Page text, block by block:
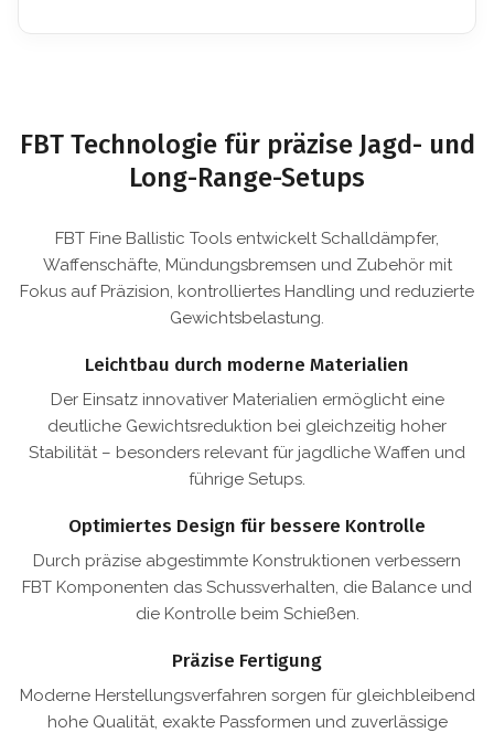
FBT Technologie für präzise Jagd- und
Long-Range-Setups
FBT Fine Ballistic Tools entwickelt Schalldämpfer,
Waffenschäfte, Mündungsbremsen und Zubehör mit
Fokus auf Präzision, kontrolliertes Handling und reduzierte
Gewichtsbelastung.
Leichtbau durch moderne Materialien
Der Einsatz innovativer Materialien ermöglicht eine
deutliche Gewichtsreduktion bei gleichzeitig hoher
Stabilität – besonders relevant für jagdliche Waffen und
führige Setups.
Optimiertes Design für bessere Kontrolle
Durch präzise abgestimmte Konstruktionen verbessern
FBT Komponenten das Schussverhalten, die Balance und
die Kontrolle beim Schießen.
Präzise Fertigung
Moderne Herstellungsverfahren sorgen für gleichbleibend
hohe Qualität, exakte Passformen und zuverlässige